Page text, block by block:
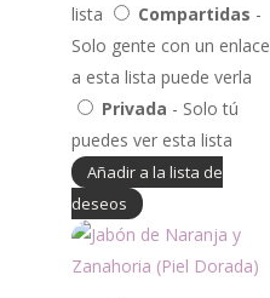
lista
Compartidas -
Solo gente con un enlace
a esta lista puede verla
Privada - Solo tú
puedes ver esta lista
Añadir a la lista de
deseos